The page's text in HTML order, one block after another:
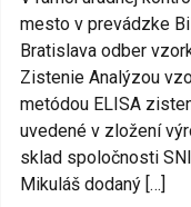
mesto v prevádzke
Bratislava odber
Zistenie Analýzou
metódou ELISA
uvedené v zložení
sklad spoločnosti
Mikuláš dodaný […]